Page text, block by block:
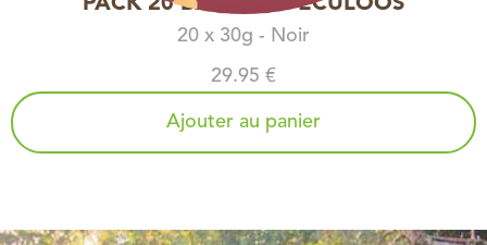
20 x 30g - Noir
29.95 €
Ajouter au panier